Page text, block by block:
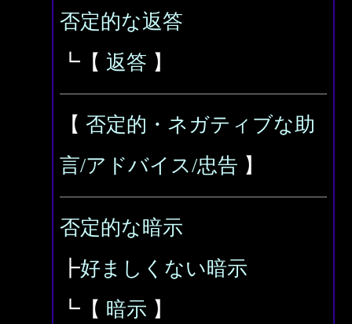
否定的な返答
┗【 返答 】
【 否定的・ネガティブな助
言/アドバイス/忠告 】
否定的な暗示
┣好ましくない暗示
┗【 暗示 】